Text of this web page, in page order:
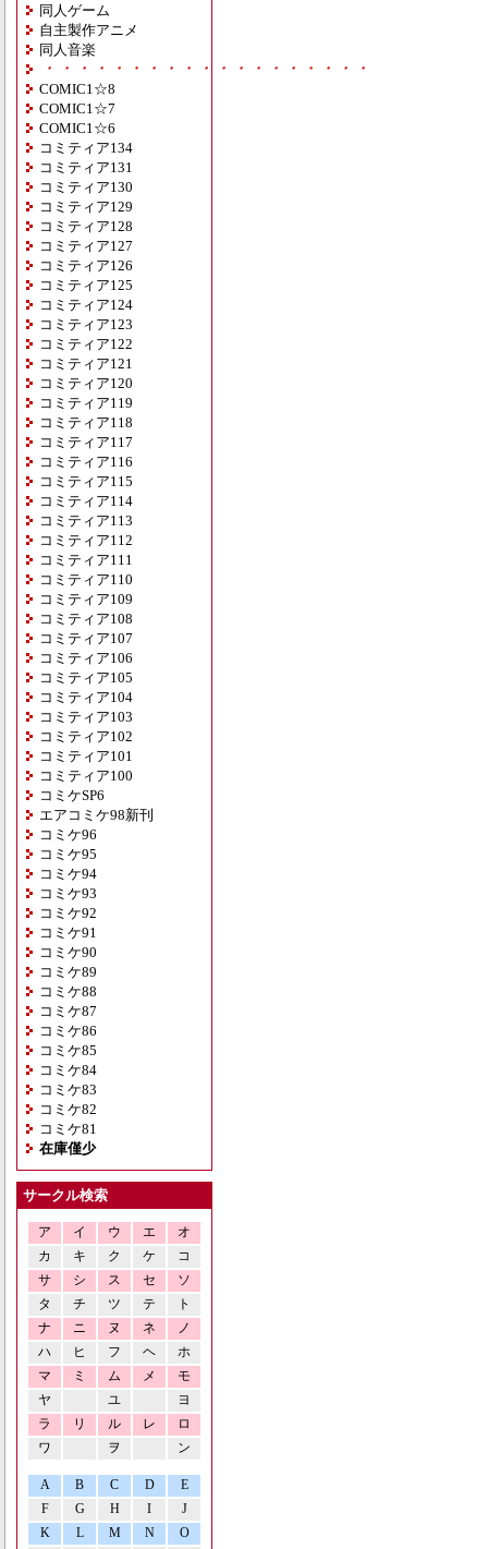
同人ゲーム
自主製作アニメ
同人音楽
・・・・・・・・・・・・・・・・・・・
COMIC1☆8
COMIC1☆7
COMIC1☆6
コミティア134
コミティア131
コミティア130
コミティア129
コミティア128
コミティア127
コミティア126
コミティア125
コミティア124
コミティア123
コミティア122
コミティア121
コミティア120
コミティア119
コミティア118
コミティア117
コミティア116
コミティア115
コミティア114
コミティア113
コミティア112
コミティア111
コミティア110
コミティア109
コミティア108
コミティア107
コミティア106
コミティア105
コミティア104
コミティア103
コミティア102
コミティア101
コミティア100
コミケSP6
エアコミケ98新刊
コミケ96
コミケ95
コミケ94
コミケ93
コミケ92
コミケ91
コミケ90
コミケ89
コミケ88
コミケ87
コミケ86
コミケ85
コミケ84
コミケ83
コミケ82
コミケ81
在庫僅少
サークル検索
ア イ ウ エ
オ
カ
キ ク ケ
コ
サ
シ ス セ
ソ
タ
チ ツ テ
ト
ナ
ニ ヌ ネ
ノ
ハ
ヒ フ ヘ
ホ
マ
ミ ム メ
モ
ヤ
ユ
ヨ
ラ
リ ル レ
ロ
ワ
ヲ ン
A B C D
E
F
G H I
J
K
L M N O